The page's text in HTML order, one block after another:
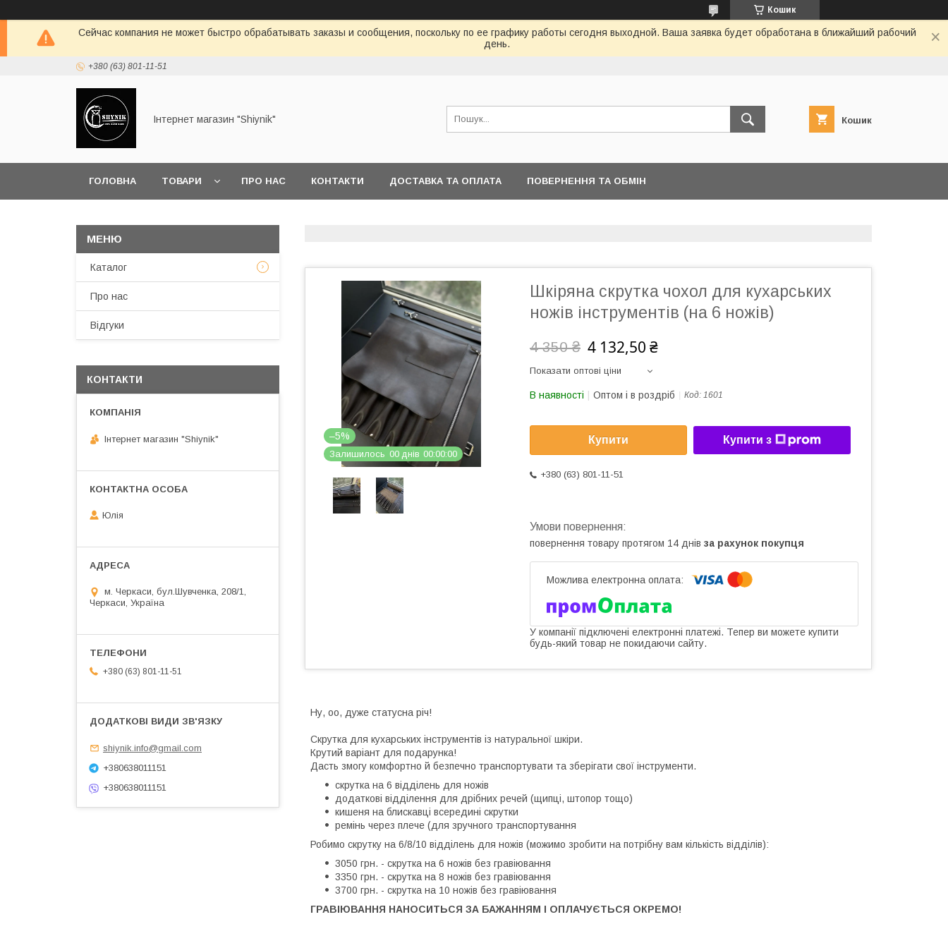
Кошик
Сейчас компания не может быстро обрабатывать заказы и сообщения, поскольку по ее графику работы сегодня выходной. Ваша заявка будет обработана в ближайший рабочий
день.
+380 (63) 801-11-51
Інтернет магазин "Shiynik" Кошик
ГОЛОВНА ТОВАРИ ПРО НАС КОНТАКТИ ДОСТАВКА ТА ОПЛАТА ПОВЕРНЕННЯ ТА ОБМІН
–5%
Залишилось 00 днів 00 00 00
Шкіряна скрутка чохол для кухарських
ножів інструментів (на 6 ножів)
4 350 ₴ 4 132,50 ₴
Показати оптові ціни
В наявності Оптом і в роздріб Код: 1601
Купити Купити з
+380 (63) 801-11-51
повернення товару протягом 14 днів за рахунок покупця
У компанії підключені електронні платежі. Тепер ви можете купити
будь-який товар не покидаючи сайту.
Ну, оо, дуже статусна річ!
Скрутка для кухарських інструментів із натуральної шкіри.
Крутий варіант для подарунка!
Дасть змогу комфортно й безпечно транспортувати та зберігати свої інструменти.
скрутка на 6 відділень для ножів
додаткові відділення для дрібних речей (щипці, штопор тощо)
кишеня на блискавці всередині скрутки
ремінь через плече (для зручного транспортування
Робимо скрутку на 6/8/10 відділень для ножів (можимо зробити на потрібну вам кількість відділів):
3050 грн. - скрутка на 6 ножів без гравіювання
3350 грн. - скрутка на 8 ножів без гравіювання
3700 грн. - скрутка на 10 ножів без гравіювання
ГРАВІЮВАННЯ НАНОСИТЬСЯ ЗА БАЖАННЯМ І ОПЛАЧУЄТЬСЯ ОКРЕМО!
Каталог
Про нас
Відгуки
КОНТАКТИ
Інтернет магазин "Shiynik"
Юлія
м. Черкаси, бул.Шувченка, 208/1,
Черкаси, Україна
+380 (63) 801-11-51
shiynik.info@gmail.com
+380638011151
+380638011151